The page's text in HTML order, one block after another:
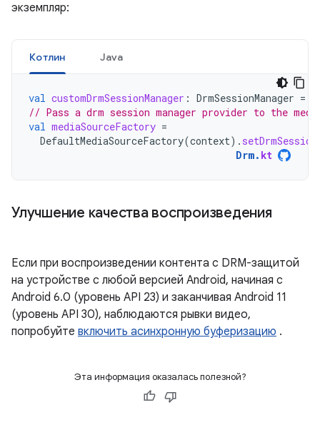
экземпляр:
Котлин Java
val customDrmSessionManager : DrmSessionManager =
// Pass a drm session manager provider to the
val mediaSourceFactory =
DefaultMediaSourceFactory(context).
Drm. kt
Улучшение качества воспроизведения
Если при воспроизведении контента с DRM-защитой
на устройстве с любой версией Android, начиная с
Android 6.0 (уровень API 23) и заканчивая Android 11
(уровень API 30), наблюдаются рывки видео,
попробуйте включить асинхронную буферизацию .
Эта информация оказалась полезной?